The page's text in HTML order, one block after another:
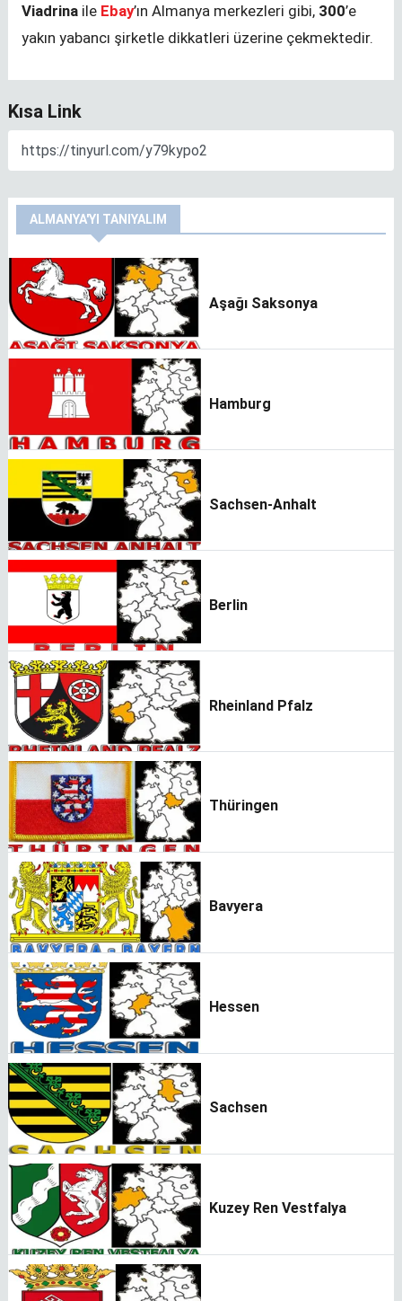
Viadrina ile Ebay’ın Almanya merkezleri gibi, 300’e
yakın yabancı şirketle dikkatleri üzerine çekmektedir.
Kısa Link
ALMANYA'YI TANIYALIM
Aşağı Saksonya
Hamburg
Sachsen-Anhalt
Berlin
Rheinland Pfalz
Thüringen
Bavyera
Hessen
Sachsen
Kuzey Ren Vestfalya